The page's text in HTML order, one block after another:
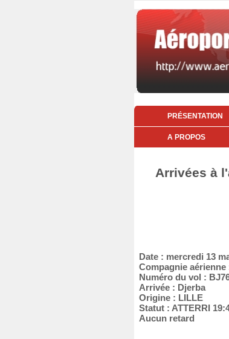
PRÉSENTATION
A PROPOS
Arrivées à
Date : mercredi 13
Compagnie aérienne
Numéro du vol :
Arrivée : Djerba
Origine : LILLE
Statut : ATTERRI
Aucun retard